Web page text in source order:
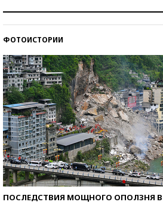
ФОТОИСТОРИИ
ПОСЛЕДСТВИЯ МОЩНОГО ОПОЛЗНЯ В